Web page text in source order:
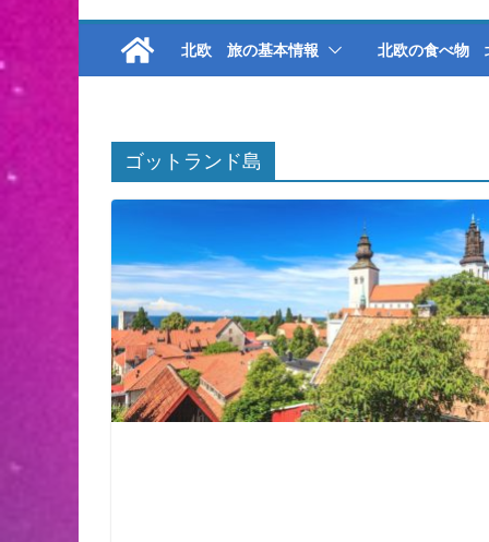
北欧 旅の基本情報 北欧の食べ物
ゴットランド島